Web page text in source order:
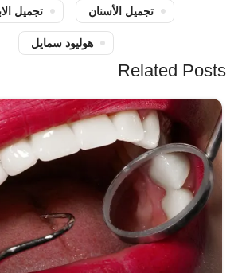
تجميل الأسنان تجميل
هوليود سمايل
Related Posts